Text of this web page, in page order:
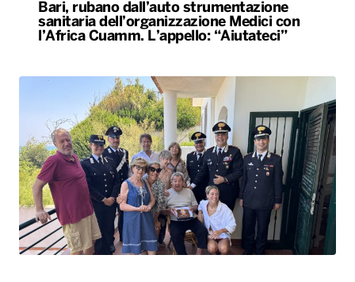
Bari, rubano dall’auto strumentazione
sanitaria dell’organizzazione Medici con
l’Africa Cuamm. L’appello: “Aiutateci”